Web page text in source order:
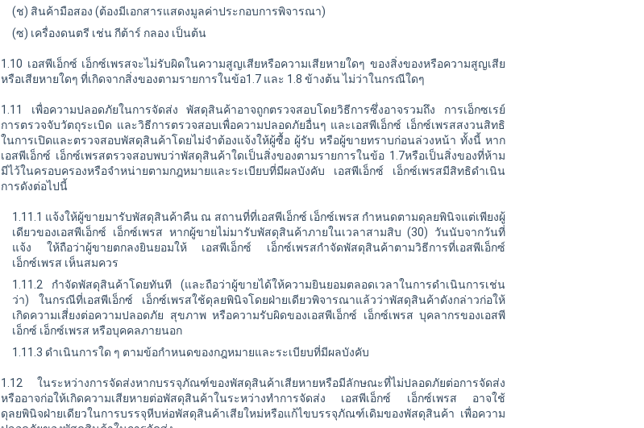
(ช) สินค้ามือสอง (ต้องมีเอกสารแสดงมูลค่าประกอบการพิจารณา)
(ซ) เครื่องดนตรี เช่น กีต้าร์ กลอง เป็นต้น
1.10 เอสพีเอ็กซ์ เอ็กซ์เพรสจะไม่รับผิดในความสูญเสียหรือความเสียหายใดๆ ของสิ่งของหรือความสูญเสีย
หรือเสียหายใดๆ ที่เกิดจากสิ่งของตามรายการในข้อ1.7 และ 1.8 ข้างต้น ไม่ว่าในกรณีใดๆ
1.11 เพื่อความปลอดภัยในการจัดส่ง พัสดุสินค้าอาจถูกตรวจสอบโดยวิธีการซึ่งอาจรวมถึง การเอ็กซเรย์
การตรวจจับวัตถุระเบิด และวิธีการตรวจสอบเพื่อความปลอดภัยอื่นๆ และเอสพีเอ็กซ์ เอ็กซ์เพรสสงวนสิทธิ
ในการเปิดและตรวจสอบพัสดุสินค้าโดยไม่จำต้องแจ้งให้ผู้ซื้อ ผู้รับ หรือผู้ขายทราบก่อนล่วงหน้า ทั้งนี้ หาก
เอสพีเอ็กซ์ เอ็กซ์เพรสตรวจสอบพบว่าพัสดุสินค้าใดเป็นสิ่งของตามรายการในข้อ 1.7หรือเป็นสิ่งของที่ห้าม
มีไว้ในครอบครองหรือจำหน่ายตามกฎหมายและระเบียบที่มีผลบังคับ เอสพีเอ็กซ์ เอ็กซ์เพรสมีสิทธิดำเนิน
การดังต่อไปนี้
1.11.1 แจ้งให้ผู้ขายมารับพัสดุสินค้าคืน ณ สถานที่ที่เอสพีเอ็กซ์ เอ็กซ์เพรส กำหนดตามดุลยพินิจแต่เพียงผู้
เดียวของเอสพีเอ็กซ์ เอ็กซ์เพรส หากผู้ขายไม่มารับพัสดุสินค้าภายในเวลาสามสิบ (30) วันนับจากวันที่
แจ้ง ให้ถือว่าผู้ขายตกลงยินยอมให้ เอสพีเอ็กซ์ เอ็กซ์เพรสกำจัดพัสดุสินค้าตามวิธีการที่เอสพีเอ็กซ์
เอ็กซ์เพรส เห็นสมควร
1.11.2 กำจัดพัสดุสินค้าโดยทันที (และถือว่าผู้ขายได้ให้ความยินยอมตลอดเวลาในการดำเนินการเช่น
ว่า) ในกรณีที่เอสพีเอ็กซ์ เอ็กซ์เพรสใช้ดุลยพินิจโดยฝ่ายเดียวพิจารณาแล้วว่าพัสดุสินค้าดังกล่าวก่อให้
เกิดความเสี่ยงต่อความปลอดภัย สุขภาพ หรือความรับผิดของเอสพีเอ็กซ์ เอ็กซ์เพรส บุคลากรของเอสพี
เอ็กซ์ เอ็กซ์เพรส หรือบุคคลภายนอก
1.11.3 ดำเนินการใด ๆ ตามข้อกำหนดของกฎหมายและระเบียบที่มีผลบังคับ
1.12 ในระหว่างการจัดส่งหากบรรจุภัณฑ์ของพัสดุสินค้าเสียหายหรือมีลักษณะที่ไม่ปลอดภัยต่อการจัดส่ง
หรืออาจก่อให้เกิดความเสียหายต่อพัสดุสินค้าในระหว่างทำการจัดส่ง เอสพีเอ็กซ์ เอ็กซ์เพรส อาจใช้
ดุลยพินิจฝ่ายเดียวในการบรรจุหีบห่อพัสดุสินค้าเสียใหม่หรือแก้ไขบรรจุภัณฑ์เดิมของพัสดุสินค้า เพื่อความ